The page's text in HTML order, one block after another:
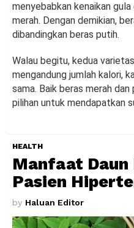
menyebabkan kenaikan
merah. Dengan demikian,
dibandingkan beras putih.
Walau begitu, kedua
mengandung jumlah kalori,
sama. Baik beras merah
pilihan untuk mendapatkan
HEALTH
Manfaat Daun
Pasien
by Haluan Editor